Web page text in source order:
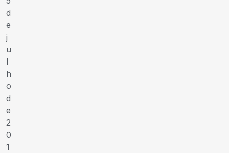
d
e
j
u
l
h
o
d
e
2
0
1